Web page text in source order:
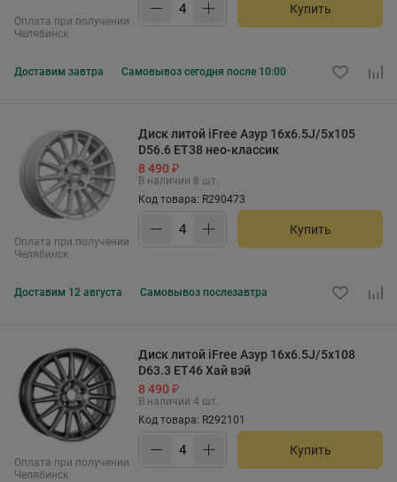
Оплата при получении
Челябинск
Купить
Доставим завтра Самовывоз сегодня после 10:00
Оплата при получении
Челябинск
Диск литой iFree Азур 16x6.5J/5x105
D56.6 ET38 нео-классик
8 490 ₽
В наличии 8 шт.
Код товара: R290473
Купить
Доставим 12 августа Самовывоз послезавтра
Оплата при получении
Челябинск
Диск литой iFree Азур 16x6.5J/5x108
D63.3 ET46 Хай вэй
8 490 ₽
В наличии 4 шт.
Код товара: R292101
Купить